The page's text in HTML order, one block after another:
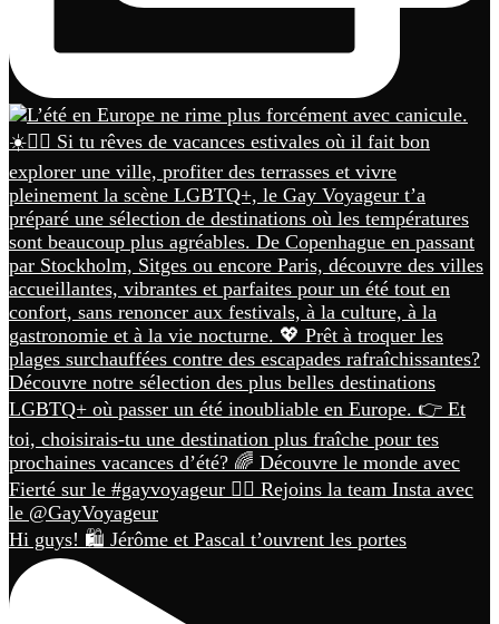
Hi guys! 🛍️ Jérôme et Pascal t’ouvrent les portes